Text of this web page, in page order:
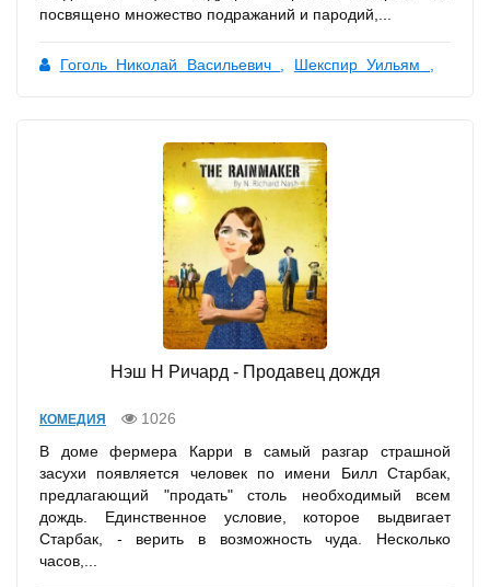
посвящено множество подражаний и пародий,...
Гоголь Николай Васильевич , Шекспир Уильям ,
Нэш Н Ричард - Продавец дождя
КОМЕДИЯ
1026
В доме фермера Карри в самый разгар страшной
засухи появляется человек по имени Билл Старбак,
предлагающий "продать" столь необходимый всем
дождь. Единственное условие, которое выдвигает
Старбак, - верить в возможность чуда. Несколько
часов,...